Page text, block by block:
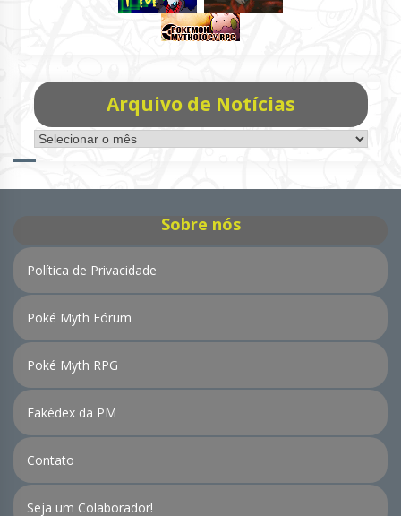
Arquivo de Notícias
Arquivo
de
Sobre nós
Política de Privacidade
Poké Myth Fórum
Poké Myth RPG
Fakédex da PM
Contato
Seja um Colaborador!